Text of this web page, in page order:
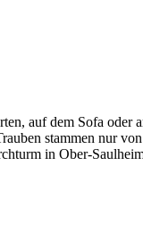
auf dem Sofa oder
stammen nur
in Ober-